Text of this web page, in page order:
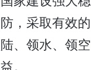
，采取有效的
、领水、领空
。